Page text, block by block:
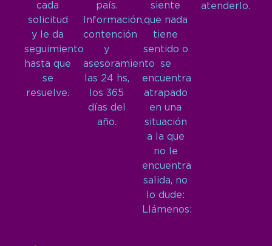
cada
solicitud
y le da
seguimiento
hasta que
se
resuelve.
país.
Información,
contención
y
asesoramiento
las 24 hs,
los 365
días del
año.
siente
que nada
tiene
sentido o
se
encuentra
atrapado
en una
situación
a la que
no le
encuentra
salida, no
lo dude:
Llámenos:
atenderlo.